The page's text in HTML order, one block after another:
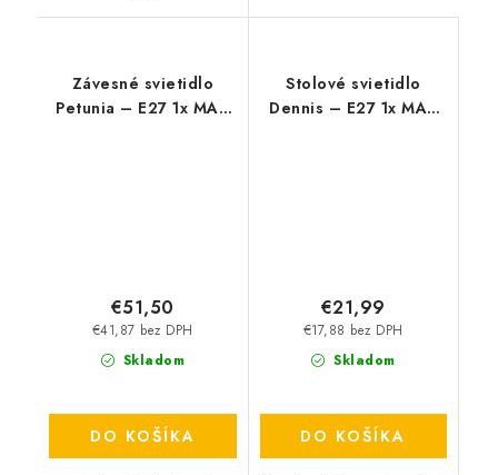
Závesné svietidlo
Petunia – E27 1x MAX
Skladom
€41,87 bez DPH
€51,50
DO KOŠÍKA
Stolové svietidlo
Dennis – E27 1x MAX
Skladom
€17,88 bez DPH
€21,99
DO KOŠÍKA